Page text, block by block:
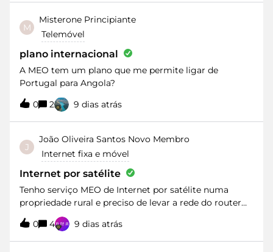
tem deixado muito a desejar ultimamente...
M
Misterone Principiante
Telemóvel
plano internacional
A MEO tem um plano que me permite ligar de
Portugal para Angola?
0
2 9 dias atrás
J
João Oliveira Santos Novo Membro
Internet fixa e móvel
Internet por satélite
Tenho serviço MEO de Internet por satélite numa
propriedade rural e preciso de levar a rede do router
para um edifício situado a cerca de 50 metros, onde o
sinal actual não é sequer detectado. Não pretendo
uma segunda subscrição, nem gostaria de andar a
0 4 9 dias atrás